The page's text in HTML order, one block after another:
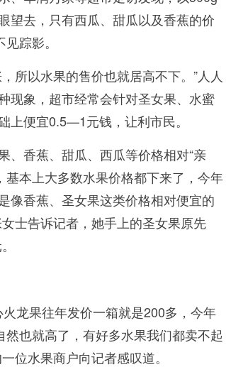
望去，只有西瓜、甜瓜以及香蕉的价
踪影。
以水果的售价也就居高不下。”人人
现象，超市经常会针对圣女果、水蜜
上便宜0.5—1元钱，让利市民。
香蕉、甜瓜、西瓜等价格相对“亲
基本上大多数水果价格都下来了，今年
像香蕉、圣女果这类价格相对便宜的
士告诉记者，她手上的圣女果原先
龙果往年发价一箱就是200多，今年
也就高了，有好多水果我们都卖不起
位水果商户向记者感叹道。